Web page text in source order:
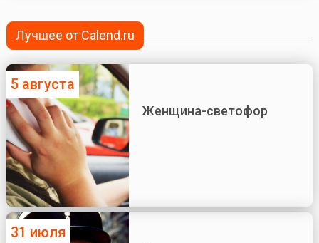
Лучшее от Calend.ru
5 августа
Женщина-светофор
31 июля